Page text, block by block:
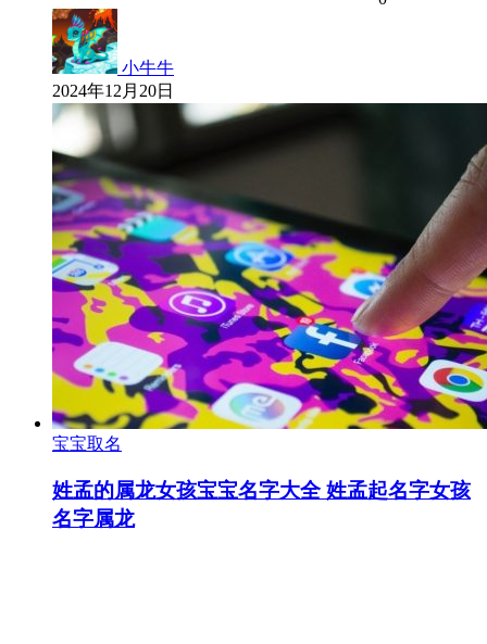
小牛牛
2024年12月20日
宝宝取名
姓孟的属龙女孩宝宝名字大全 姓孟起名字女孩
名字属龙